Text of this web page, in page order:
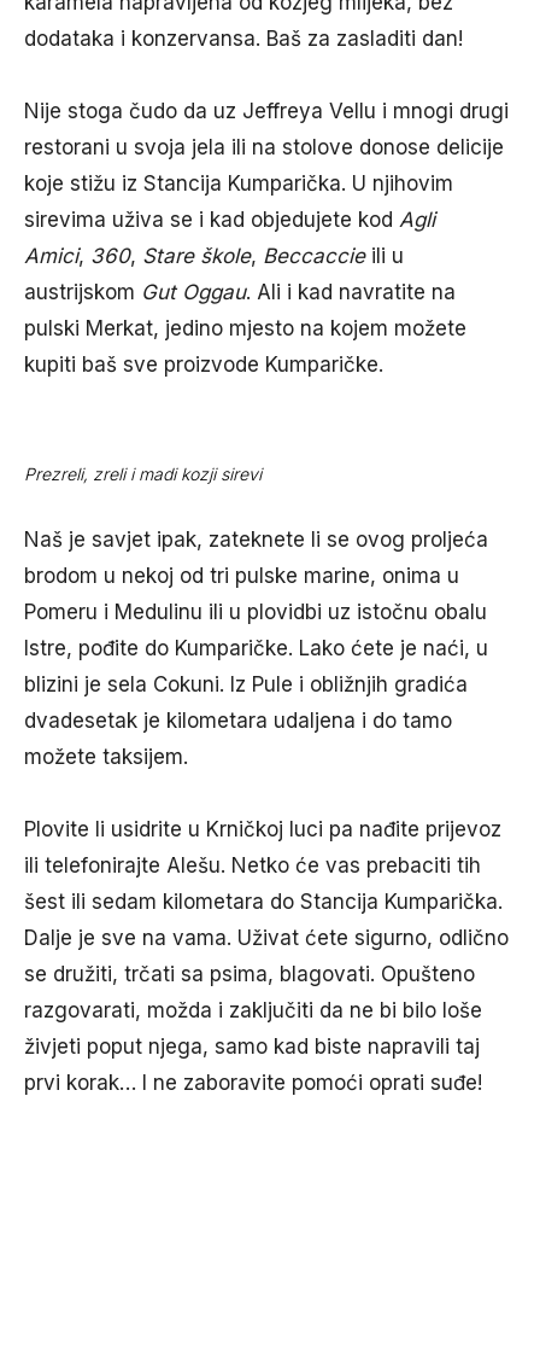
dodataka i konzervansa. Baš za zasladiti dan!
Nije stoga čudo da uz Jeffreya Vellu i mnogi drugi
restorani u svoja jela ili na stolove donose delicije
koje stižu iz Stancija Kumparička. U njihovim
sirevima uživa se i kad objedujete kod Agli
Amici, 360, Stare škole, Beccaccieili u
austrijskom Gut Oggau. Ali i kad navratite na
pulski Merkat, jedino mjesto na kojem možete
kupiti baš sve proizvode Kumparičke.
Prezreli, zreli i madi kozji sirevi
Naš je savjet ipak, zateknete li se ovog proljeća
brodom u nekoj od tri pulske marine, onima u
Pomeru i Medulinu ili u plovidbi uz istočnu obalu
Istre, pođite do Kumparičke. Lako ćete je naći, u
blizini je sela Cokuni. Iz Pule i obližnjih gradića
dvadesetak je kilometara udaljena i do tamo
možete taksijem.
Plovite li usidrite u Krničkoj luci pa nađite prijevoz
ili telefonirajte Alešu. Netko će vas prebaciti tih
šest ili sedam kilometara do Stancija Kumparička.
Dalje je sve na vama. Uživat ćete sigurno, odlično
se družiti, trčati sa psima, blagovati. Opušteno
razgovarati, možda i zaključiti da ne bi bilo loše
živjeti poput njega, samo kad biste napravili taj
prvi korak… I ne zaboravite pomoći oprati suđe!